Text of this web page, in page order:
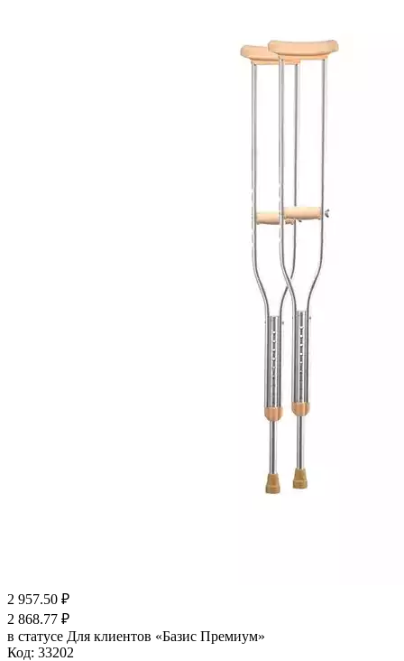
2 957.50 ₽
2 868.77 ₽
в статусе Для клиентов «Базис Премиум»
Код: 33202